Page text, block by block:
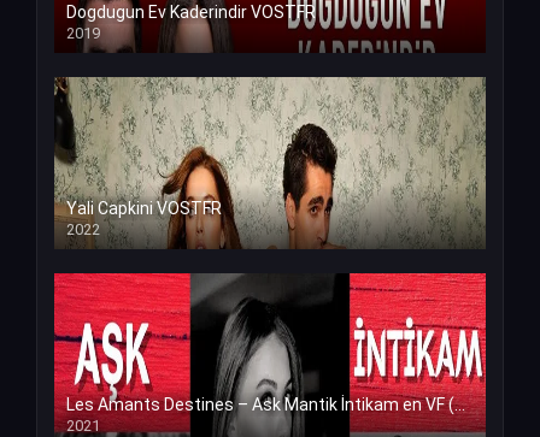
Dogdugun Ev Kaderindir VOSTFR
2019
Yali Capkini VOSTFR
2022
Les Amants Destines – Ask Mantik İntikam en VF (Voix Francaise)
2021